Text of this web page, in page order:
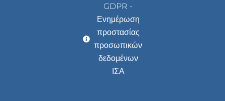
GDPR -
Ενημέρωση
προστασίας
προσωπικών
δεδομένων
ΙΣΑ